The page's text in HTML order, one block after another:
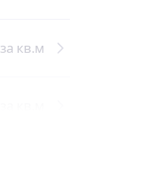
за кв.м